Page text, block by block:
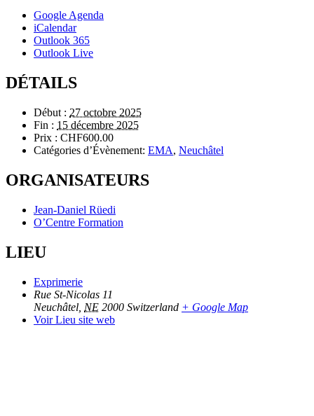
Google Agenda
iCalendar
Outlook 365
Outlook Live
DÉTAILS
Début : 27 octobre 2025
Fin : 15 décembre 2025
Prix : CHF600.00
Catégories d’Évènement: EMA, Neuchâtel
ORGANISATEURS
Jean-Daniel Rüedi
O’Centre Formation
LIEU
Exprimerie
Rue St-Nicolas 11
Neuchâtel NE 2000 Switzerland + Google Map
Voir Lieu site web